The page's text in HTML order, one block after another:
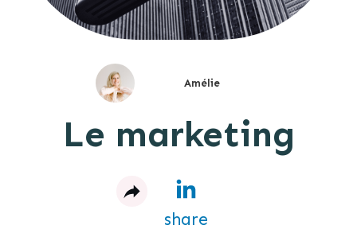
Amélie
Le marketing
share